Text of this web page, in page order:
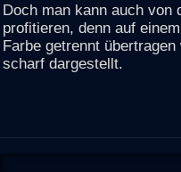
Doch man kann auch von
profitieren, denn auf
Farbe getrennt
scharf dargestellt.